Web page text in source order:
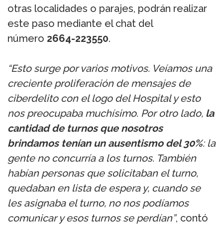
otras localidades o parajes, podrán realizar
este paso mediante el chat del
número 2664-223550.
“Esto surge por varios motivos. Veíamos una
creciente proliferación de mensajes de
ciberdelito con el logo del Hospital y esto
nos preocupaba muchísimo. Por otro lado, la
cantidad de turnos que nosotros
brindamos tenían un ausentismo del 30%: la
gente no concurría a los turnos. También
habían personas que solicitaban el turno,
quedaban en lista de espera y, cuando se
les asignaba el turno, no nos podíamos
comunicar y esos turnos se perdían”, contó